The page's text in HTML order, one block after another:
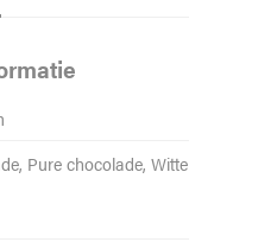
Pure chocolade, Witte